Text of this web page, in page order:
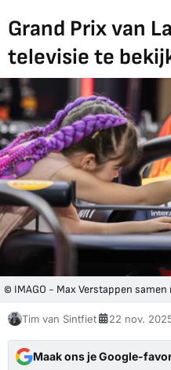
Grand Prix van
televisie te
© IMAGO - Max Verstappen
Tim van Sintfiet 22 nov.
Maak ons je Google-